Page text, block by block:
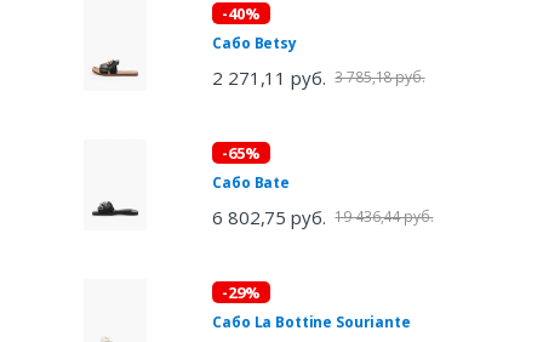
-40%
Сабо Betsy
2 271,11 руб. 3 785,18 руб.
-65%
Сабо Bate
6 802,75 руб. 19 436,44 руб.
-29%
Сабо La Bottine Souriante